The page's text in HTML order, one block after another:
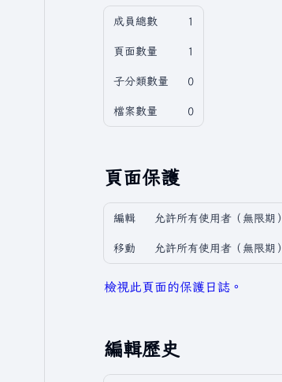
成員總數 1
頁面數量 1
子分類數量 0
檔案數量 0
頁面保護
編輯 允許所有使用者​（無限期）
移動 允許所有使用者​（無限期）
檢視此頁面的保護日誌。
編輯歷史